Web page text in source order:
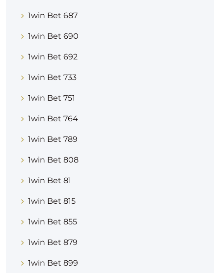
1win Bet 687
1win Bet 690
1win Bet 692
1win Bet 733
1win Bet 751
1win Bet 764
1win Bet 789
1win Bet 808
1win Bet 81
1win Bet 815
1win Bet 855
1win Bet 879
1win Bet 899